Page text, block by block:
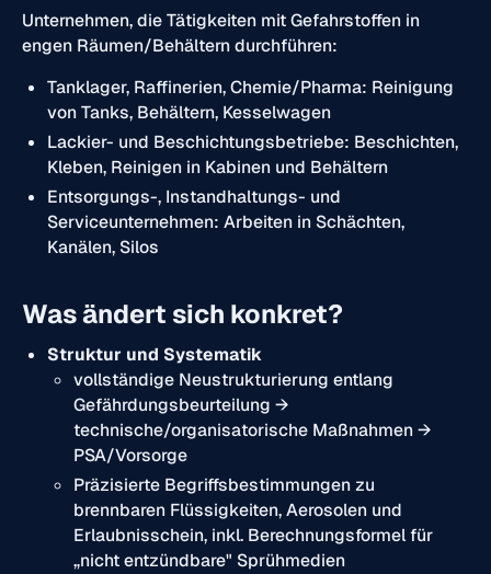
Unternehmen, die Tätigkeiten mit Gefahrstoffen in
engen Räumen/Behältern durchführen:
Tanklager, Raffinerien, Chemie/Pharma: Reinigung
von Tanks, Behältern, Kesselwagen
Lackier- und Beschichtungsbetriebe: Beschichten,
Kleben, Reinigen in Kabinen und Behältern
Entsorgungs-, Instandhaltungs- und
Serviceunternehmen: Arbeiten in Schächten,
Kanälen, Silos
Was ändert sich konkret?
Struktur und Systematik
vollständige Neustrukturierung entlang
Gefährdungsbeurteilung →
technische/organisatorische Maßnahmen →
PSA/Vorsorge
Präzisierte Begriffsbestimmungen zu
brennbaren Flüssigkeiten, Aerosolen und
Erlaubnisschein, inkl. Berechnungsformel für
„nicht entzündbare" Sprühmedien